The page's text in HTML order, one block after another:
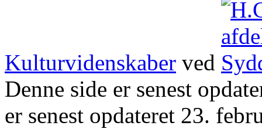
Kulturvidenskaber ved
Denne side er senest
er senest opdateret 23.